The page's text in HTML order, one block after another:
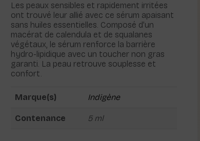
Les peaux sensibles et rapidement irritées
ont trouvé leur allié avec ce sérum apaisant
sans huiles essentielles. Composé d’un
macérat de calendula et de squalanes
végétaux, le sérum renforce la barrière
hydro-lipidique avec un toucher non gras
garanti. La peau retrouve souplesse et
confort.
Marque(s) Indigène
Contenance 5 ml